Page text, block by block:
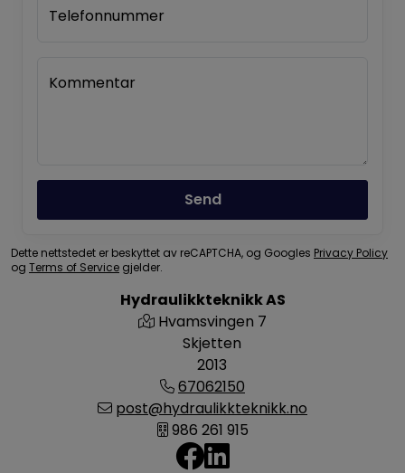
Hydraulikkteknikk AS
Hvamsvingen 7
Skjetten
2013
67062150
post@hydraulikkteknikk.no
986 261 915
Telefonnummer
Kommentar
Send
Dette nettstedet er beskyttet av reCAPTCHA, og Googles Privacy Policy
og Terms of Service gjelder.